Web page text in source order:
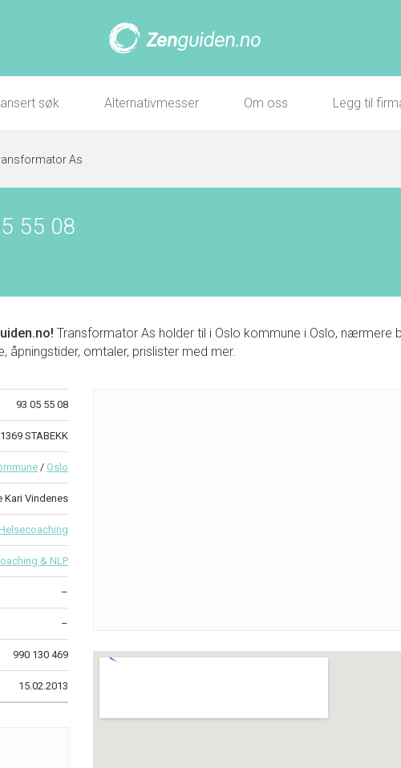
søk Alternativmesser Om oss Legg til
As
55 08
Transformator As holder til i Oslo kommune i Oslo, nærmere
åpningstider, omtaler, prislister med mer.
93 05 55 08
STABEKK
/ Oslo
Kari Vindenes
& NLP
–
–
990 130 469
15.02.2013